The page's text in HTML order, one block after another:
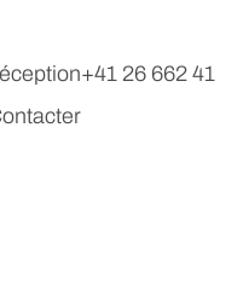
26 662 41